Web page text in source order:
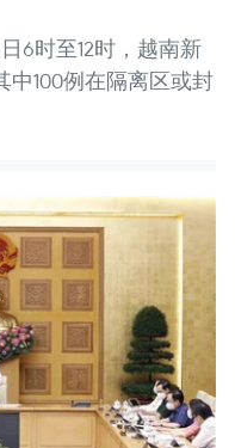
6时至12时，越南新
中100例在隔离区或封